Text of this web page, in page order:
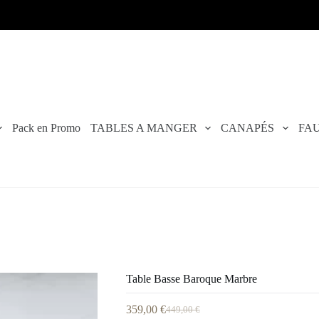
Pack en Promo TABLES A MANGER CANAPÉS
Table Basse Baroque Marbre
449,00€
359,00 €